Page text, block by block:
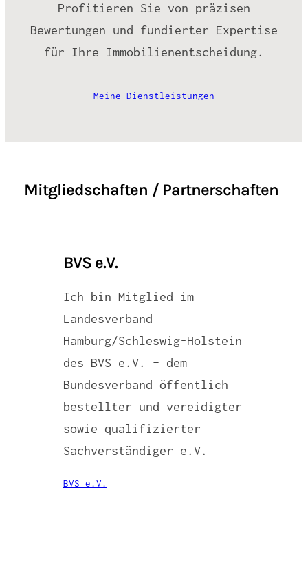
Profitieren Sie von präzisen
Bewertungen und fundierter Expertise
für Ihre Immobilienentscheidung.
Meine Dienstleistungen
Mitgliedschaften / Partnerschaften
BVS e.V.
Ich bin Mitglied im
Landesverband
Hamburg/Schleswig-Holstein
des BVS e.V. – dem
Bundesverband öffentlich
bestellter und vereidigter
sowie qualifizierter
Sachverständiger e.V.
BVS e.V.